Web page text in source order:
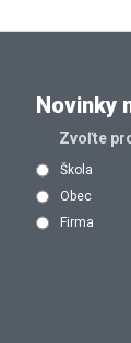
Novinky
Zvoľte
Škola
Obec
Firma